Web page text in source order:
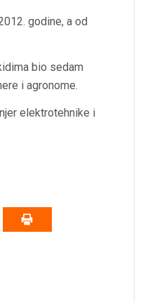
godine, a od
bio sedam
i agronome.
elektrotehnike i